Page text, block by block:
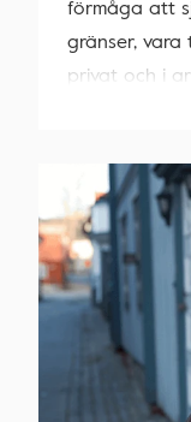
förmåga att
gränser,
privat och i